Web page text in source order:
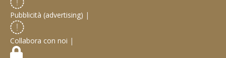
Pubblicità (advertising) |
Collabora con noi |